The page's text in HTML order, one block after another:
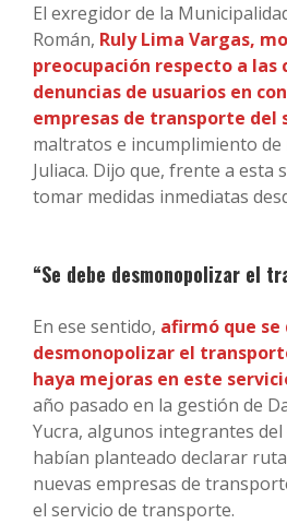
El exregidor de la
Román, Ruly Lima Vargas,
preocupación respecto a las
denuncias de usuarios en
empresas de transporte del
maltratos e incumplimiento de
Juliaca. Dijo que, frente a esta
tomar medidas inmediatas
“Se debe desmonopolizar el
En ese sentido, afirmó que se
desmonopolizar el
haya mejoras en este
año pasado en la gestión de
Yucra, algunos integrantes
habían planteado declarar
nuevas empresas de
el servicio de transporte.